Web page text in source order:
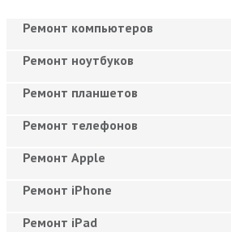
Ремонт компьютеров
Ремонт ноутбуков
Ремонт планшетов
Ремонт телефонов
Ремонт Apple
Ремонт iPhone
Ремонт iPad